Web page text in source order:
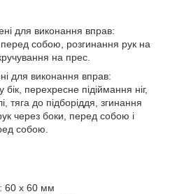
для виконання вправ:
собою, розгинання рук на
на прес.
для виконання вправ:
перехресне підіймання ніг,
тяга до підборіддя, згинання
через боки, перед собою і
собою.
60 х 60 мм